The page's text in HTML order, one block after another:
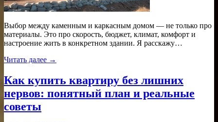
Выбор между каменным и каркасным домом — не только про
материалы. Это про скорость, бюджет, климат, комфорт и
настроение жить в конкретном здании. Я расскажу…
Читать далее →
Как купить квартиру без лишних
нервов: понятный план и реальные
советы